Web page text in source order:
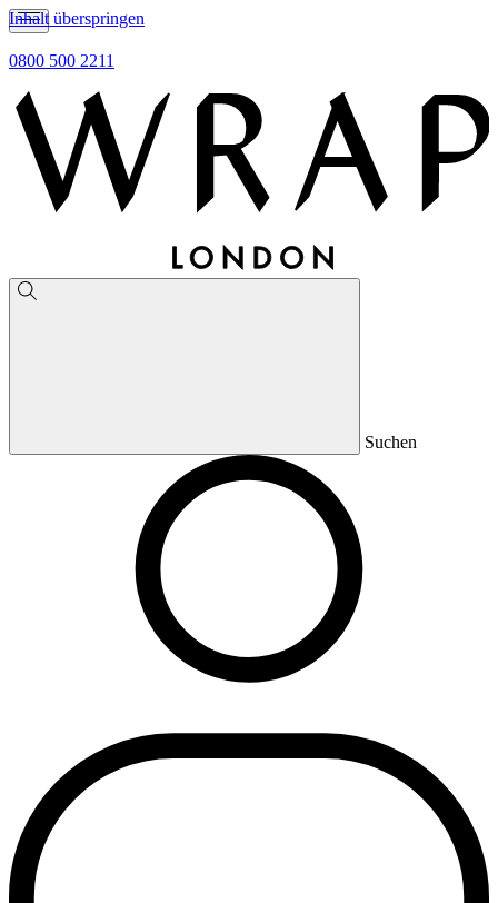
Inhalt überspringen
0800 500 2211
Suchen